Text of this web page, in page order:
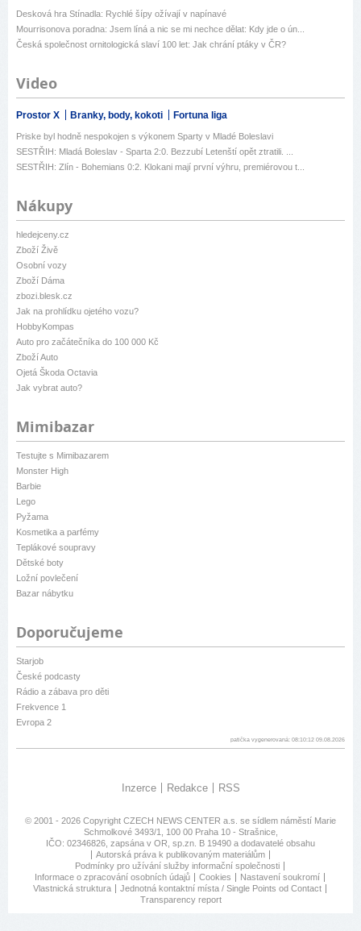
Desková hra Stínadla: Rychlé šípy ožívají v napínavé
Mourrisonova poradna: Jsem líná a nic se mi nechce dělat: Kdy jde o ún...
Česká společnost ornitologická slaví 100 let: Jak chrání ptáky v ČR?
Video
Prostor X Branky, body, kokoti Fortuna liga
Priske byl hodně nespokojen s výkonem Sparty v Mladé Boleslavi
SESTŘIH: Mladá Boleslav - Sparta 2:0. Bezzubí Letenští opět ztratili. ...
SESTŘIH: Zlín - Bohemians 0:2. Klokani mají první výhru, premiérovou t...
Nákupy
hledejceny.cz
Zboží Živě
Osobní vozy
Zboží Dáma
zbozi.blesk.cz
Jak na prohlídku ojetého vozu?
HobbyKompas
Auto pro začátečníka do 100 000 Kč
Zboží Auto
Ojetá Škoda Octavia
Jak vybrat auto?
Mimibazar
Testujte s Mimibazarem
Monster High
Barbie
Lego
Pyžama
Kosmetika a parfémy
Teplákové soupravy
Dětské boty
Ložní povlečení
Bazar nábytku
Doporučujeme
Starjob
České podcasty
Rádio a zábava pro děti
Frekvence 1
Evropa 2
patička vygenerovaná: 08:10:12 09.08.2026
Inzerce Redakce RSS
© 2001 - 2026 Copyright CZECH NEWS CENTER a.s. se sídlem náměstí Marie
Schmolkové 3493/1, 100 00 Praha 10 - Strašnice,
IČO: 02346826, zapsána v OR, sp.zn. B 19490 a dodavatelé obsahu
Autorská práva k publikovaným materiálům
Podmínky pro užívání služby informační společnosti
Informace o zpracování osobních údajů
Cookies
Nastavení soukromí
Vlastnická struktura
Jednotná kontaktní místa / Single Points od Contact
Transparency report